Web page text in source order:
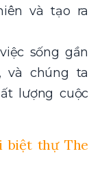
và tạo ra
sống gần
và chúng ta
lượng cuộc
biệt thự The